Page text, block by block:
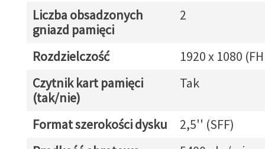
Liczba obsadzonych
gniazd pamięci
2
Rozdzielczość
1920 x 1080
Czytnik kart pamięci
(tak/nie)
Tak
Format szerokości dysku
2,5'' (SFF)